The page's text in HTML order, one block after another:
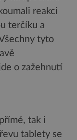
reakci
terčíku a
tyto
o zažehnutí
tak i
tablety se